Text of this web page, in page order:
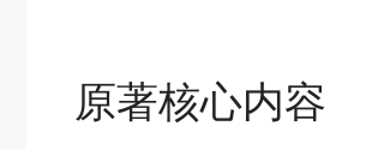
原著核心内容